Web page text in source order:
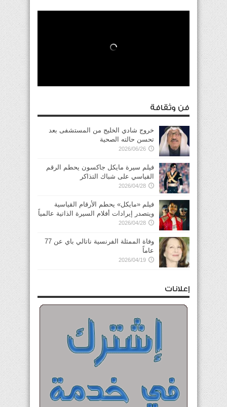
فن وثقافة
خروج شادي الخليج من المستشفى بعد
تحسن حالته الصحية
2026/06/26
فيلم سيرة مايكل جاكسون يحطم الرقم
القياسي على شباك التذاكر
2026/04/28
فيلم «مايكل» يحطم الأرقام القياسية
ويتصدر إيرادات أفلام السيرة الذاتية عالمياً
2026/04/28
وفاة الممثلة الفرنسية ناتالي باي عن 77
عاماً
2026/04/19
إعلانات